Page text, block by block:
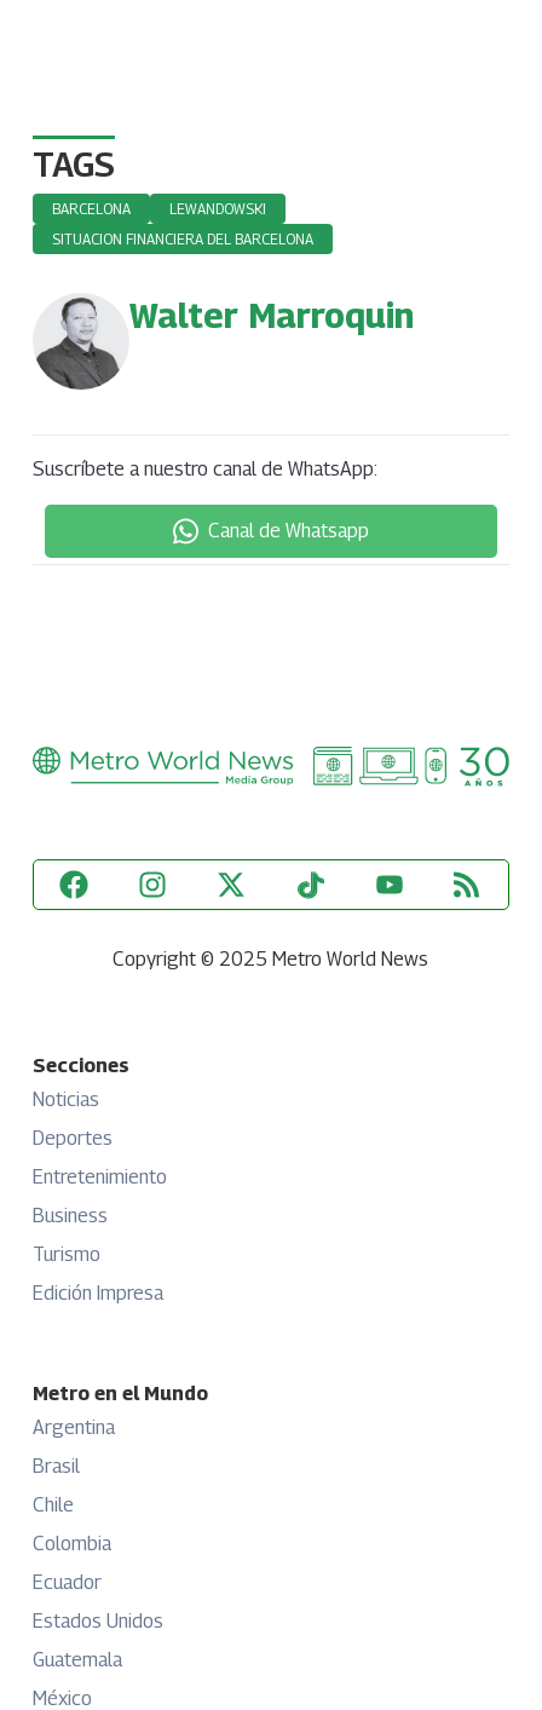
TAGS
BARCELONA
LEWANDOWSKI
SITUACION FINANCIERA DEL BARCELONA
Walter Marroquin
Suscríbete a nuestro canal de WhatsApp:
Canal de Whatsapp
Copyright © 2025 Metro World News
Secciones
Noticias
Deportes
Entretenimiento
Business
Turismo
Edición Impresa
Metro en el Mundo
Argentina
Brasil
Chile
Colombia
Ecuador
Estados Unidos
Guatemala
México